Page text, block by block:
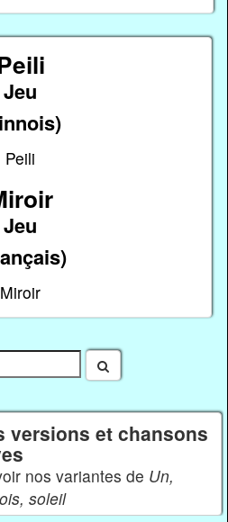
Jeu
Peili
Jeu
Miroir
versions et chansons
nos variantes de Un,
soleil